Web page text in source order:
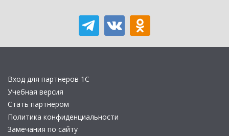
Вход для партнеров 1С
Учебная версия
Стать партнером
Политика конфиденциальности
Замечания по сайту